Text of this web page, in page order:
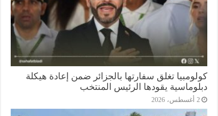
تغلق سفارتها بالجزائر ضمن إعادة هيكلة
يقودها الرئيس المنتخب